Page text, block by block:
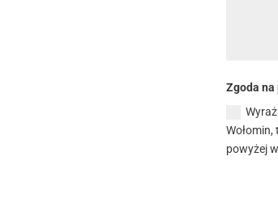
Zgoda na
powyżej